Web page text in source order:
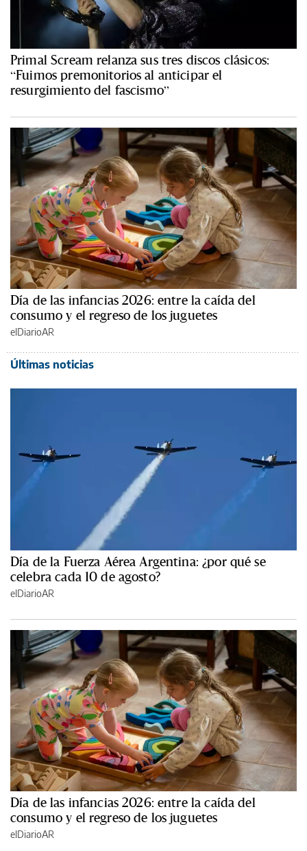
Primal Scream relanza sus tres discos clásicos:
“Fuimos premonitorios al anticipar el
resurgimiento del fascismo”
Día de las infancias 2026: entre la caída del
consumo y el regreso de los juguetes
elDiarioAR
Últimas noticias
Día de la Fuerza Aérea Argentina: ¿por qué se
celebra cada 10 de agosto?
elDiarioAR
Día de las infancias 2026: entre la caída del
consumo y el regreso de los juguetes
elDiarioAR